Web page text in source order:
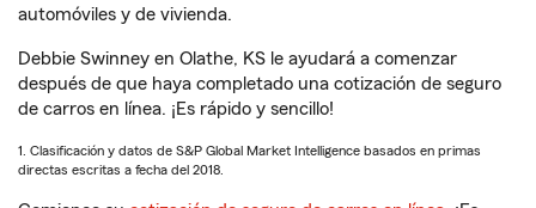
automóviles y de vivienda.
Debbie Swinney en Olathe, KS le ayudará a comenzar
después de que haya completado una cotización de seguro
de carros en línea. ¡Es rápido y sencillo!
1. Clasificación y datos de S&P Global Market Intelligence basados en primas
directas escritas a fecha del 2018.